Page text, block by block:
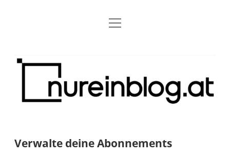
Blog
Archiv
Kontakt
Grundsätze Dropdown-
Kreativitätserklärung
barcamper.at – Die österreichische Barcamp Liste
Impressum Dropdown-
Menü
Nur
Blog
Verwalte deine Abonnements